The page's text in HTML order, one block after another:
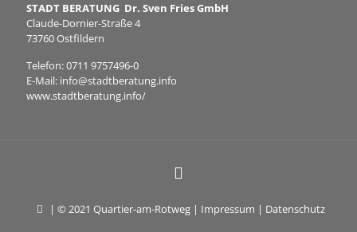
STADT BERATUNG Dr. Sven Fries GmbH
Claude-Dornier-Straße 4
73760 Ostfildern
Telefon:0711 9757496-0
E-Mail: info@stadtberatung.info
www.stadtberatung.info/
| © 2021 Quartier-am-Rotweg | Impressum | Datenschutz